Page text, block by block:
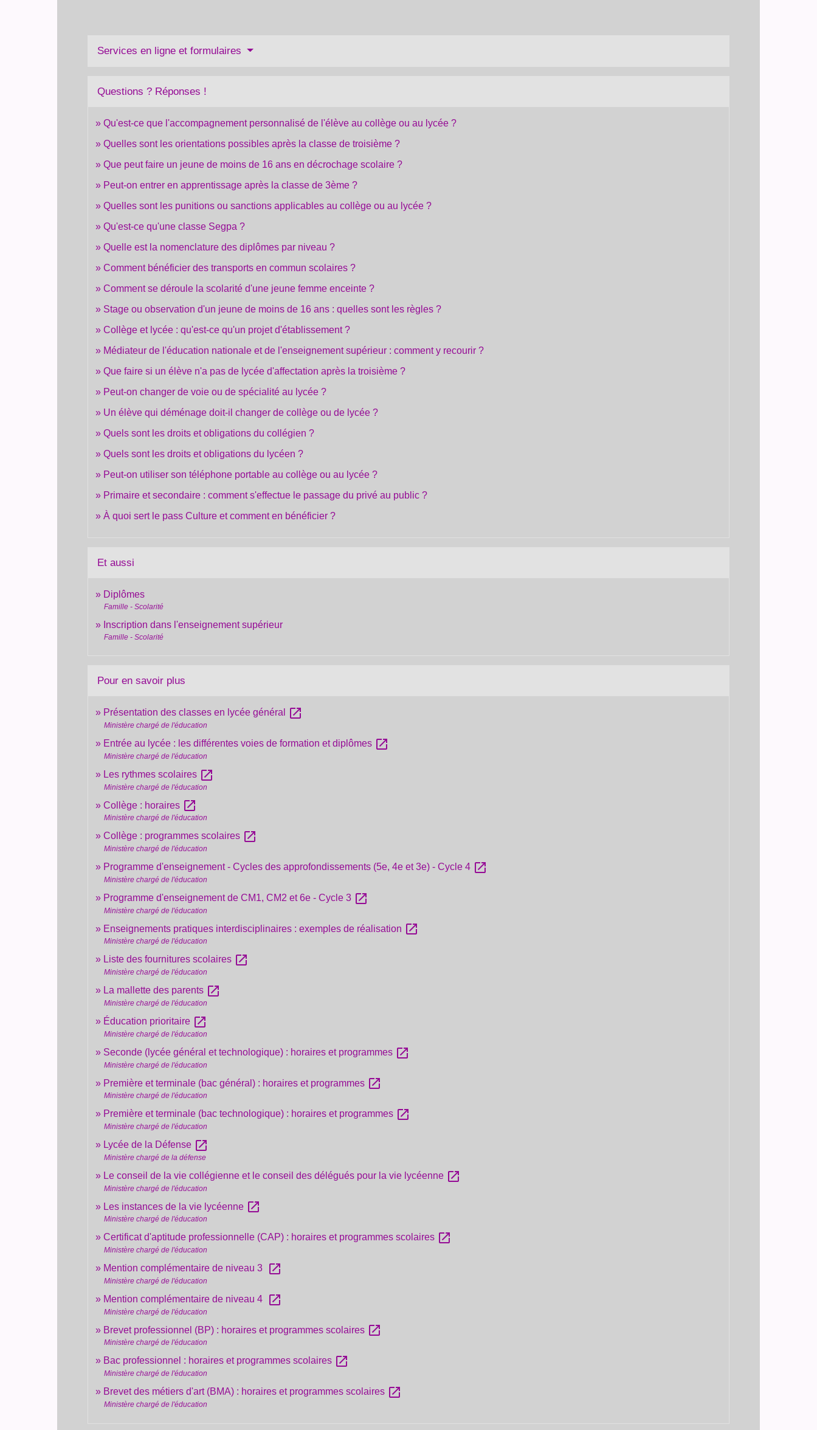
Services en ligne et formulaires
Questions ? Réponses !
Qu'est-ce que l'accompagnement personnalisé de l'élève au collège ou au lycée ?
Quelles sont les orientations possibles après la classe de troisième ?
Que peut faire un jeune de moins de 16 ans en décrochage scolaire ?
Peut-on entrer en apprentissage après la classe de 3ème ?
Quelles sont les punitions ou sanctions applicables au collège ou au lycée ?
Qu'est-ce qu'une classe Segpa ?
Quelle est la nomenclature des diplômes par niveau ?
Comment bénéficier des transports en commun scolaires ?
Comment se déroule la scolarité d'une jeune femme enceinte ?
Stage ou observation d'un jeune de moins de 16 ans : quelles sont les règles ?
Collège et lycée : qu'est-ce qu'un projet d'établissement ?
Médiateur de l'éducation nationale et de l'enseignement supérieur : comment y recourir ?
Que faire si un élève n'a pas de lycée d'affectation après la troisième ?
Peut-on changer de voie ou de spécialité au lycée ?
Un élève qui déménage doit-il changer de collège ou de lycée ?
Quels sont les droits et obligations du collégien ?
Quels sont les droits et obligations du lycéen ?
Peut-on utiliser son téléphone portable au collège ou au lycée ?
Primaire et secondaire : comment s'effectue le passage du privé au public ?
À quoi sert le pass Culture et comment en bénéficier ?
Et aussi
Diplômes
Famille - Scolarité
Inscription dans l'enseignement supérieur
Famille - Scolarité
Pour en savoir plus
Présentation des classes en lycée général open_in_new
Ministère chargé de l'éducation
Entrée au lycée : les différentes voies de formation et diplômes open_in_new
Ministère chargé de l'éducation
Les rythmes scolaires open_in_new
Ministère chargé de l'éducation
Collège : horaires open_in_new
Ministère chargé de l'éducation
Collège : programmes scolaires open_in_new
Ministère chargé de l'éducation
Programme d'enseignement - Cycles des approfondissements (5e, 4e et 3e) - Cycle 4 open_in_new
Ministère chargé de l'éducation
Programme d'enseignement de CM1, CM2 et 6e - Cycle 3 open_in_new
Ministère chargé de l'éducation
Enseignements pratiques interdisciplinaires : exemples de réalisation open_in_new
Ministère chargé de l'éducation
Liste des fournitures scolaires open_in_new
Ministère chargé de l'éducation
La mallette des parents open_in_new
Ministère chargé de l'éducation
Éducation prioritaire open_in_new
Ministère chargé de l'éducation
Seconde (lycée général et technologique) : horaires et programmes open_in_new
Ministère chargé de l'éducation
Première et terminale (bac général) : horaires et programmes open_in_new
Ministère chargé de l'éducation
Première et terminale (bac technologique) : horaires et programmes open_in_new
Ministère chargé de l'éducation
Lycée de la Défense open_in_new
Ministère chargé de la défense
Le conseil de la vie collégienne et le conseil des délégués pour la vie lycéenne open_in_new
Ministère chargé de l'éducation
Les instances de la vie lycéenne open_in_new
Ministère chargé de l'éducation
Certificat d'aptitude professionnelle (CAP) : horaires et programmes scolaires open_in_new
Ministère chargé de l'éducation
Mention complémentaire de niveau 3 open_in_new
Ministère chargé de l'éducation
Mention complémentaire de niveau 4 open_in_new
Ministère chargé de l'éducation
Brevet professionnel (BP) : horaires et programmes scolaires open_in_new
Ministère chargé de l'éducation
Bac professionnel : horaires et programmes scolaires open_in_new
Ministère chargé de l'éducation
Brevet des métiers d'art (BMA) : horaires et programmes scolaires open_in_new
Ministère chargé de l'éducation